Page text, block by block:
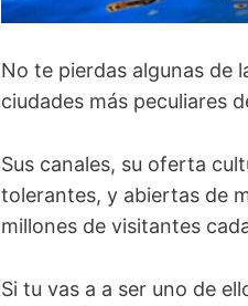
No te pierdas algunas de
ciudades más peculiares
Sus canales, su oferta
tolerantes, y abiertas de
millones de visitantes
Si tu vas a a ser uno de